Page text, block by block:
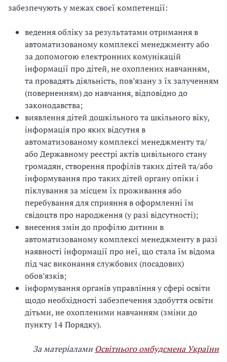
забезпечують у межах своєї компетенції:
ведення обліку за результатами отримання в
автоматизованому комплексі менеджменту або
за допомогою електронних комунікацій
інформації про дітей, не охоплених навчанням,
та провадять діяльність, пов’язану з їх залученням
(поверненням) до навчання, відповідно до
законодавства;
виявлення дітей дошкільного та шкільного віку,
інформація про яких відсутня в
автоматизованому комплексі менеджменту та/
або Державному реєстрі актів цивільного стану
громадян, створення профілів таких дітей та/або
інформування про таких дітей органу опіки і
піклування за місцем їх проживання або
перебування для сприяння в оформленні їм
свідоцтв про народження (у разі відсутності);
внесення змін до профілю дитини в
автоматизованому комплексі менеджменту в разі
наявності інформації про неї, що стала їм відома
під час виконання службових (посадових)
обов’язків;
інформування органів управління у сфері освіти
щодо необхідності забезпечення здобуття освіти
дітьми, не охопленими навчанням (зміни до
пункту 14 Порядку).
За матеріалами Освітнього омбудсмена України